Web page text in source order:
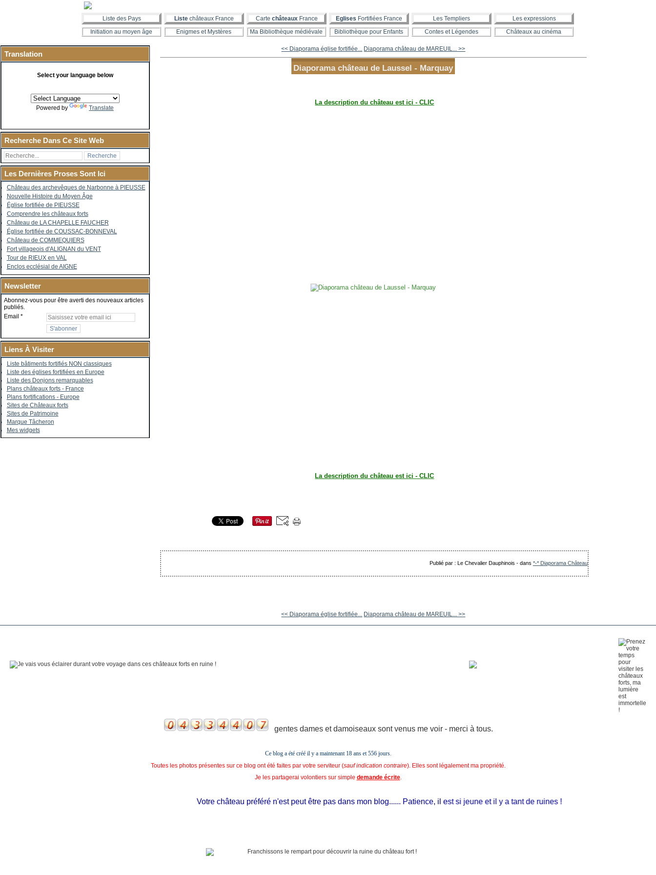
Liste des Pays Liste châteaux France Carte châteauxFrance Eglises Fortifiées France Les Templiers
Les expressions
Initiation au moyen âge
Enigmes et Mystères Ma Bibliothèque médiévale Bibliothèque pour Enfants Contes et Légendes Châteaux au cinéma
Translation
Select your language below
Powered by Translate
Recherche Dans Ce Site Web
Les Dernières Proses Sont Ici
Château des archevêques de Narbonne à PIEUSSE
Nouvelle Histoire du Moyen Âge
Église fortifiée de PIEUSSE
Comprendre les châteaux forts
Château de LA CHAPELLE FAUCHER
Église fortifiée de COUSSAC-BONNEVAL
Château de COMMEQUIERS
Fort villageois d'ALIGNAN du VENT
Tour de RIEUX en VAL
Enclos ecclésial de AIGNE
Newsletter
Abonnez-vous pour être averti des nouveaux articles
publiés.
Email
Liens À Visiter
Liste bâtiments fortifiés NON classiques
Liste des églises fortifiées en Europe
Liste des Donjons remarquables
Plans châteaux forts - France
Plans fortifications - Europe
Sites de Châteaux forts
Sites de Patrimoine
Marque Tâcheron
Mes widgets
<< Diaporama église fortifiée... Diaporama château de MAREUIL... >>
Diaporama château de Laussel - Marquay
La description du château est ici - CLIC
La description du château est ici - CLIC
Publié par : Le Chevalier Dauphinois -dans *-* Diaporama Château
<< Diaporama église fortifiée... Diaporama château de MAREUIL... >>
gentes dames et damoiseaux sont venus me voir - merci à tous.
Ce blog a été créé il y a maintenant 18 ans et556 jours.
Toutes les photos présentes sur ce blog ont été faites par votre serviteur (sauf indication contraire). Elles sont légalement ma propriété.
Je les partagerai volontiers sur simple demande écrite.
Votre château préféré n'est peut être pas dans mon blog...... Patience, il est si jeune et il y a tant de ruines !